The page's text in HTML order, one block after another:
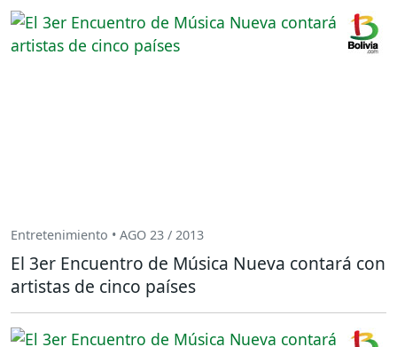
Entretenimiento • AGO 23 / 2013
El 3er Encuentro de Música Nueva contará con
artistas de cinco países